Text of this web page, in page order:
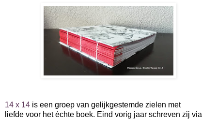
14 x 14 is een groep van gelijkgestemde zielen met
liefde voor het échte boek. Eind vorig jaar schreven zij via